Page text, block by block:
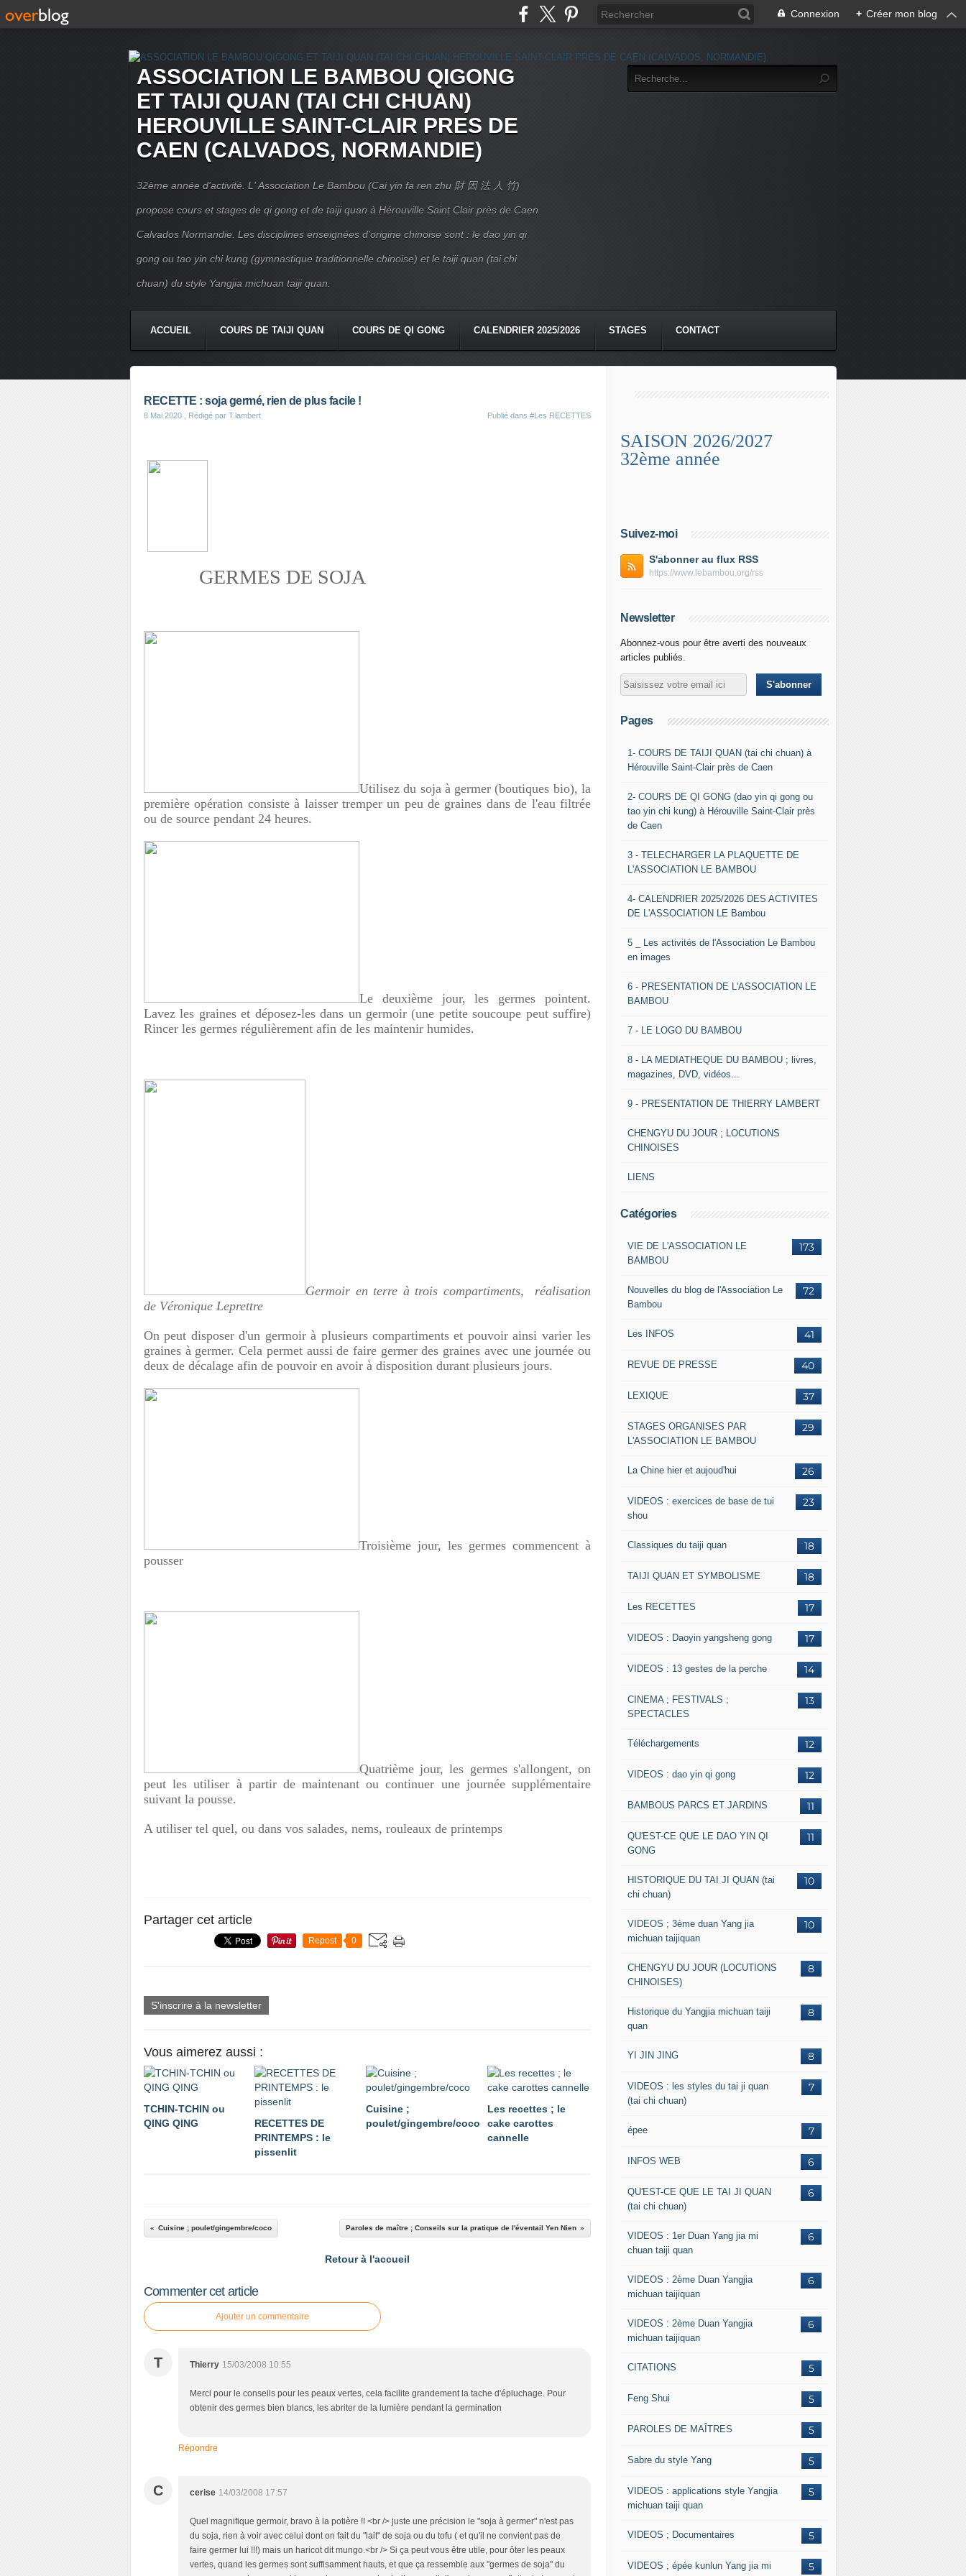
Connexion + Créer mon blog
ASSOCIATION LE BAMBOU QIGONG
ET TAIJI QUAN (TAI CHI CHUAN)
HEROUVILLE SAINT-CLAIR PRES DE
CAEN (CALVADOS, NORMANDIE)
32ème année d'activité. L' Association Le Bambou (Cai yin fa ren zhu 財 因 法 人 竹)
propose cours et stages de qi gong et de taiji quan à Hérouville Saint Clair près de Caen
Calvados Normandie. Les disciplines enseignées d'origine chinoise sont : le dao yin qi
gong ou tao yin chi kung (gymnastique traditionnelle chinoise) et le taiji quan (tai chi
chuan) du style Yangjia michuan taiji quan.
ACCUEIL COURS DE TAIJI QUAN COURS DE QI GONG CALENDRIER 2025/2026 STAGES CONTACT
RECETTE : soja germé, rien de plus facile !
8 Mai 2020 , Rédigé par T.lambert Publié dans #Les RECETTES
GERMES DE SOJA
Utilisez du soja à germer (boutiques bio), la
première opération consiste à laisser tremper un peu de graines dans de l'eau filtrée
ou de source pendant 24 heures.
Le deuxième jour, les germes pointent.
Lavez les graines et déposez-les dans un germoir (une petite soucoupe peut suffire)
Rincer les germes régulièrement afin de les maintenir humides.
Germoir en terre à trois compartiments, réalisation
de Véronique Leprettre
On peut disposer d'un germoir à plusieurs compartiments et pouvoir ainsi varier les
graines à germer. Cela permet aussi de faire germer des graines avec une journée ou
deux de décalage afin de pouvoir en avoir à disposition durant plusieurs jours.
Troisième jour, les germes commencent à
pousser
Quatrième jour, les germes s'allongent, on
peut les utiliser à partir de maintenant ou continuer une journée supplémentaire
suivant la pousse.
A utiliser tel quel, ou dans vos salades, nems, rouleaux de printemps
Partager cet article
Repost 0
S'inscrire à la newsletter
Vous aimerez aussi :
TCHIN-TCHIN ou
QING QING
RECETTES DE
PRINTEMPS : le
pissenlit
Cuisine ;
poulet/gingembre/coco
Les recettes ; le
cake carottes
cannelle
Cuisine ; poulet/gingembre/coco Paroles de maître ; Conseils sur la pratique de l'éventail Yen Nien
Retour à l'accueil
Commenter cet article
Ajouter un commentaire
T Thierry 15/03/2008 10:55
Merci pour le conseils pour les peaux vertes, cela facilite grandement la tache d'épluchage. Pour
obtenir des germes bien blancs, les abriter de la lumière pendant la germination
Répondre
C cerise 14/03/2008 17:57
Quel magnifique germoir, bravo à la potière !! <br /> juste une précision le "soja à germer" n'est pas
du soja, rien à voir avec celui dont on fait du "lait" de soja ou du tofu ( et qu'il ne convient pas de
faire germer lui !!!) mais un haricot dit mungo.<br /> Si ça peut vous être utile, pour ôter les peaux
vertes, quand les germes sont suffisamment hauts, et que ça ressemble aux "germes de soja" du
SAISON 2026/2027
32ème année
Suivez-moi
S'abonner au flux RSS
https://www.lebambou.org/rss
Newsletter
Abonnez-vous pour être averti des nouveaux
articles publiés.
Pages
1- COURS DE TAIJI QUAN (tai chi chuan) à
Hérouville Saint-Clair près de Caen
2- COURS DE QI GONG (dao yin qi gong ou
tao yin chi kung) à Hérouville Saint-Clair près
de Caen
3 - TELECHARGER LA PLAQUETTE DE
L'ASSOCIATION LE BAMBOU
4- CALENDRIER 2025/2026 DES ACTIVITES
DE L'ASSOCIATION LE Bambou
5 _ Les activités de l'Association Le Bambou
en images
6 - PRESENTATION DE L'ASSOCIATION LE
BAMBOU
7 - LE LOGO DU BAMBOU
8 - LA MEDIATHEQUE DU BAMBOU ; livres,
magazines, DVD, vidéos...
9 - PRESENTATION DE THIERRY LAMBERT
CHENGYU DU JOUR ; LOCUTIONS
CHINOISES
LIENS
Catégories
173
VIE DE L'ASSOCIATION LE
BAMBOU
72
Nouvelles du blog de l'Association Le
Bambou
41
Les INFOS
40
REVUE DE PRESSE
37
LEXIQUE
29
STAGES ORGANISES PAR
L'ASSOCIATION LE BAMBOU
26
La Chine hier et aujoud'hui
23
VIDEOS : exercices de base de tui
shou
18
Classiques du taiji quan
18
TAIJI QUAN ET SYMBOLISME
17
Les RECETTES
17
VIDEOS : Daoyin yangsheng gong
14
VIDEOS : 13 gestes de la perche
13
CINEMA ; FESTIVALS ;
SPECTACLES
12
Téléchargements
12
VIDEOS : dao yin qi gong
11
BAMBOUS PARCS ET JARDINS
11
QU'EST-CE QUE LE DAO YIN QI
GONG
10
HISTORIQUE DU TAI JI QUAN (tai
chi chuan)
10
VIDEOS ; 3ème duan Yang jia
michuan taijiquan
8
CHENGYU DU JOUR (LOCUTIONS
CHINOISES)
8
Historique du Yangjia michuan taiji
quan
8
YI JIN JING
7
VIDEOS : les styles du tai ji quan
(tai chi chuan)
7
épee
6
INFOS WEB
6
QU'EST-CE QUE LE TAI JI QUAN
(tai chi chuan)
6
VIDEOS : 1er Duan Yang jia mi
chuan taiji quan
6
VIDEOS : 2ème Duan Yangjia
michuan taijiquan
6
VIDEOS : 2ème Duan Yangjia
michuan taijiquan
5
CITATIONS
5
Feng Shui
5
PAROLES DE MAÎTRES
5
Sabre du style Yang
5
VIDEOS : applications style Yangjia
michuan taiji quan
5
VIDEOS ; Documentaires
5
VIDEOS ; épée kunlun Yang jia mi